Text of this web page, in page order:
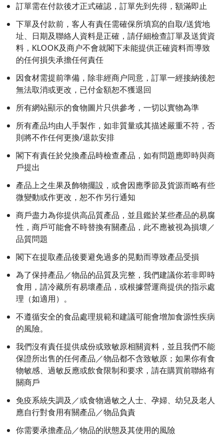
訂單需在付款後才正式確認，訂單先到先得，額滿即止
下單及付款前，客人有責任需確保所填寫的自取/送貨地
址、日期及聯絡人資料是正確，請仔細檢查訂單及送貨資
料，KLOOK及商户不會就閣下未能提供正確資料而導致
的任何損失承擔任何責任
因食材需提前準備，除非經商户同意，訂單一經接納後恕
無法取消或更改，已付金額恕不獲退回
所有網站顯示的食物圖片只供參考，一切以實物為準
所有產品均由人手製作，如非質量或其描述嚴重不符，否
則將不作任何更換/退款安排
閣下有責任於兌換產品時檢查產品，如有問題應即時與商
戶提出
產品上之生果及飾物擺設，或會因應季節及貨源而略有些
微變動或作更改，恕不作另行通知
商戶盡力為你提供高品質產品，並且鑑於某些產品的易腐
性，商戶可能會不時替換有關產品，此不應被視為損壞／
品質問題
閣下在提取產品後要避免過多的晃動而導致產品受損
為了保持產品／物品的品質及完整，我們建議你若非即時
食用，請冷藏所有易壞產品，或根據營運商提供的指示處
理（如適用）。
不遵循安全的食品處理規範和建議可能會增加食源性疾病
的風險。
我們沒有責任提供成份或致敏原相關資料，並且我們不能
保證所出售的任何產品／物品都不含致敏原；如果你有食
物敏感、過敏反應或飲食限制和要求，請在購買前聯絡有
關商戶
免疫系統失調及／或食物過敏之人士、孕婦、幼兒及老人
應自行對食用有關產品／物品負責
你需要承擔產品／物品的狀態及其使用的風險